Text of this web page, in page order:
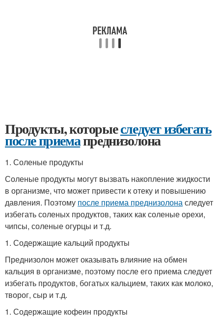
Продукты, которыеследует избегать
после приемапреднизолона
1. Соленые продукты
Соленые продукты могут вызвать накопление жидкости
в организме, что может привести к отеку и повышению
давления. Поэтому после приема преднизолонаследует
избегать соленых продуктов, таких как соленые орехи,
чипсы, соленые огурцы и т.д.
1. Содержащие кальций продукты
Преднизолон может оказывать влияние на обмен
кальция в организме, поэтому после его приема следует
избегать продуктов, богатых кальцием, таких как молоко,
творог, сыр и т.д.
1. Содержащие кофеин продукты